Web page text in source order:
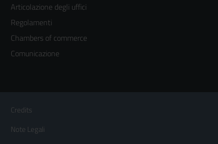
3
Articolazione degli uffici
Regolamenti
Chambers of commerce
Comunicazione
Footer
Menù
Credits
Note Legali